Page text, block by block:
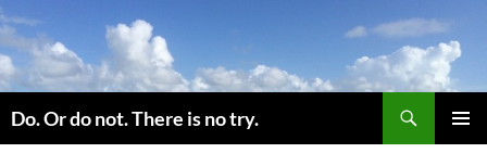
コ
ン
テ
ン
ツ
へ
Do. Or do not. There is no try.
索